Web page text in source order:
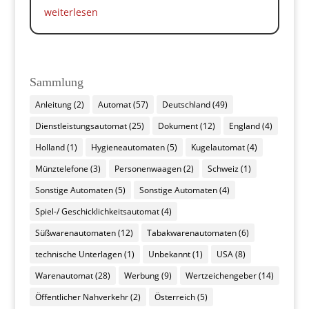
weiterlesen
Sammlung
Anleitung(2) Automat(57) Deutschland(49)
Dienstleistungsautomat(25) Dokument(12) England(4)
Holland(1) Hygieneautomaten(5) Kugelautomat(4)
Münztelefone (3) Personenwaagen(2) Schweiz(1)
Sonstige Automaten(5) Sonstige Automaten(4)
Spiel-/ Geschicklichkeitsautomat(4)
Süßwarenautomaten(12) Tabakwarenautomaten(6)
technische Unterlagen(1) Unbekannt(1) USA(8)
Warenautomat(28) Werbung(9) Wertzeichengeber(14)
Öffentlicher Nahverkehr(2) Österreich(5)